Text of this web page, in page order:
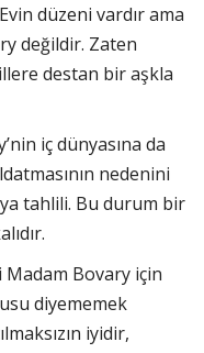
düzeni vardır ama
değildir. Zaten
destan bir aşkla
iç dünyasına da
nedenini
tahlili. Bu durum bir
Bovary için
diyememek
iyidir,